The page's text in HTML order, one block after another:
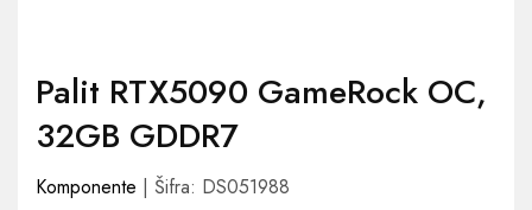
Palit RTX5090 GameRock OC,
32GB GDDR7
Komponente | Šifra: DS051988